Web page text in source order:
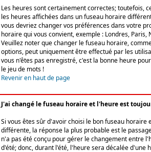
Les heures sont certainement correctes; toutefois,
les heures affichées dans un fuseau horaire
vous devriez changer vos préférences dans votre
horaire qui vous convient, exemple : Londres, Paris,
Veuillez noter que changer le fuseau horaire,
options, peut uniquement être effectué par les
vous n'êtes pas enregistré, c'est la bonne heure
le jeu de mots !
Revenir en haut de page
J'ai changé le fuseau horaire et l'heure est
Si vous êtes sûr d'avoir choisi le bon fuseau horaire
différente, la réponse la plus probable est le
n'a pas été conçu pour gérer le changement entre
d'été; donc, durant l'été, l'heure sera décalée d'une